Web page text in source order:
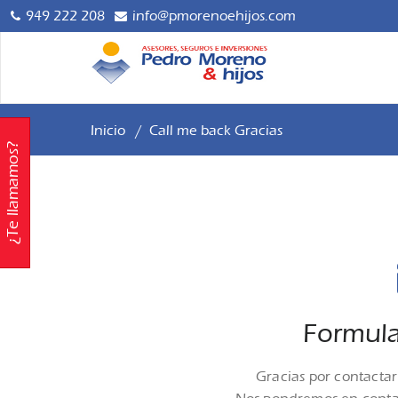
949 222 208 info@pmorenoehijos.com
Asesoría y
Inicio / Call me back Gracias
Gracias por
¿Te llamamos?